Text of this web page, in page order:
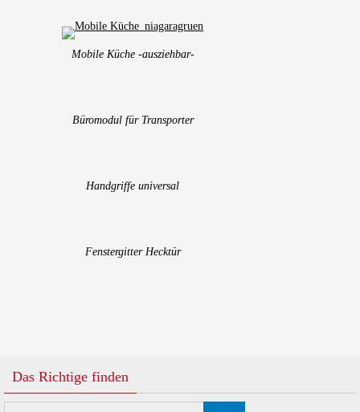
Mobile Küche -ausziehbar-
Büromodul für Transporter
Handgriffe universal
Fenstergitter Hecktür
Das Richtige finden